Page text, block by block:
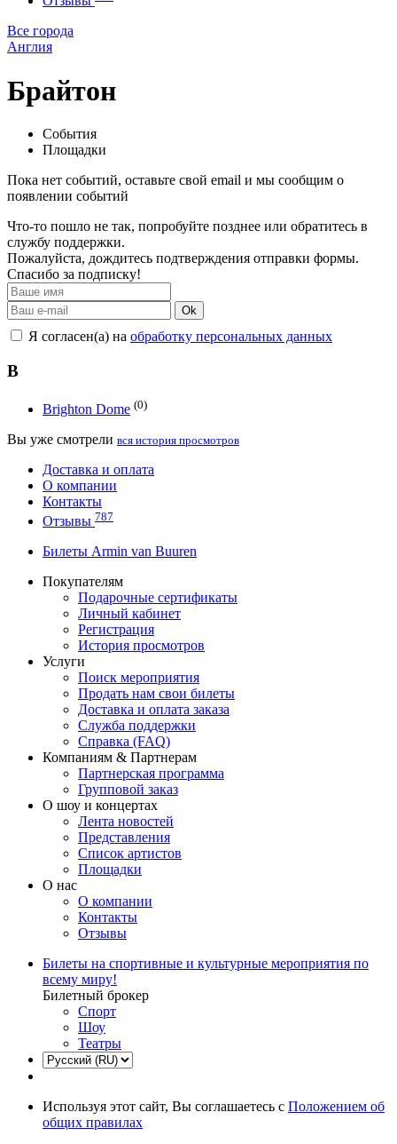
Все города
Англия
Брайтон
События
Площадки
Пока нет событий, оставьте свой email и мы сообщим о
появлении событий
Что-то пошло не так, попробуйте позднее или обратитесь в
службу поддержки.
Пожалуйста, дождитесь подтверждения отправки формы.
Спасибо за подписку!
Ok
Я согласен(а) на обработку персональных данных
B
Brighton Dome (0)
Вы уже смотрели вся история просмотров
Доставка и оплата
О компании
Контакты
Отзывы 787
Билеты Armin van Buuren
Покупателям
Подарочные сертификаты
Личный кабинет
Регистрация
История просмотров
Услуги
Поиск мероприятия
Продать нам свои билеты
Доставка и оплата заказа
Служба поддержки
Справка (FAQ)
Компаниям & Партнерам
Партнерская программа
Групповой заказ
О шоу и концертах
Лента новостей
Представления
Список артистов
Площадки
О нас
О компании
Контакты
Отзывы
Билеты на спортивные и культурные мероприятия по
всему миру!
Билетный брокер
Спорт
Шоу
Театры
Используя этот сайт, Вы соглашаетесь с Положением об
общих правилах